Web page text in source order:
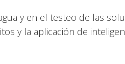
y en el testeo de las
y la aplicación de